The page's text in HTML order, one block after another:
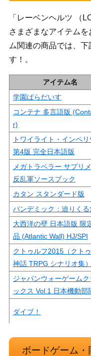
「レーベンヘルツ （
さまざまなアイテム
ム関連の商品では、
す！。
アイテム名
学園ぱらだいす
コンテナ 多言語版
r)
トワイライト・インペリ
第4版 完全日本語版
メガトラベラー サプリ
反乱軍ソースブック
カタン スタンダード版
パンデミック：迫りくる
大西洋の壁 日本語版 限
品 (Atlantic Wall) HJ/SPI
クトゥルフ2015（クト
神話 TRPG シナリオ集）
ジャパンウォーゲームク
ックス Vol.1 日本機動部
ダイブ！
け～ 完全日本語版
ボードゲーム